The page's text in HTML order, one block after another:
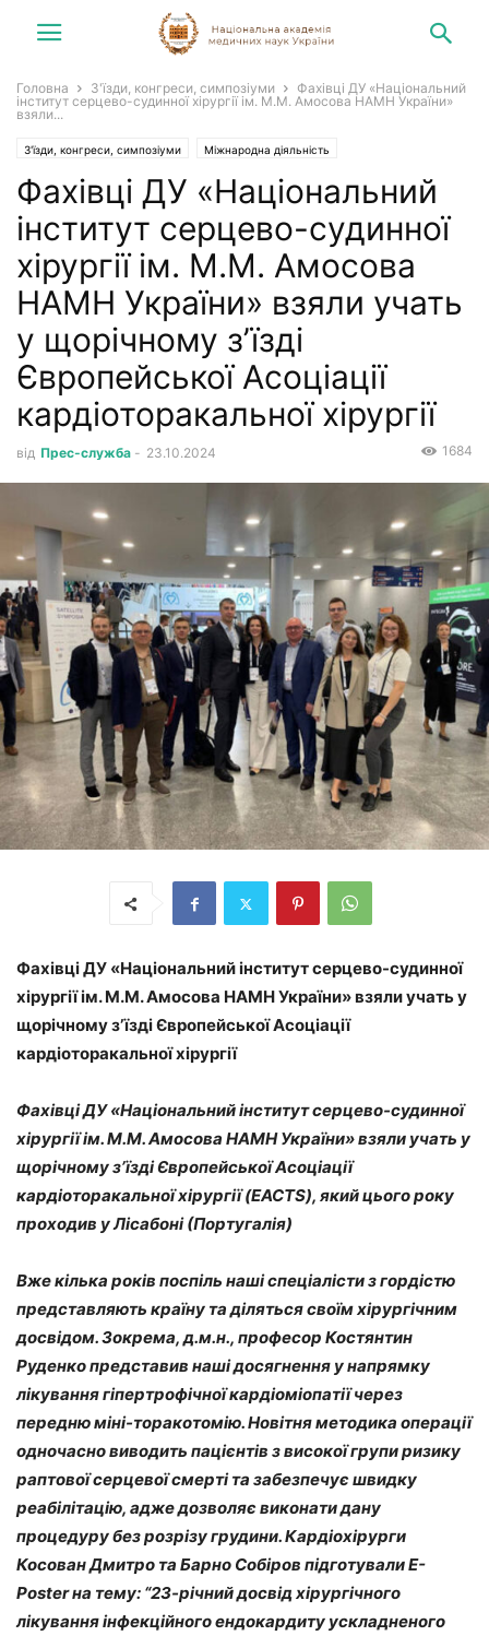
Головна З'їзди, конгреси, симпозіуми
Фахівці ДУ «Національний
інститут серцево-судинної хірургії ім. М.М. Амосова НАМН України»
взяли...
З'їзди, конгреси, симпозіуми Міжнародна діяльність
Конгреси, симпозіуми, зустрічі Новини
Фахівці ДУ «Національний
інститут серцево-судинної
хірургії ім. М.М. Амосова
НАМН України» взяли учать
у щорічному зʼїзді
Європейської Асоціації
кардіоторакальної хірургії
від Прес-служба - 23.10.2024 1684
ФахівціДУ «Національний інститут серцево-судинної
хірургії ім. М.М. Амосова НАМН України»взяли учать у
щорічному зʼїзді Європейської Асоціації
кардіоторакальної хірургії
ФахівціДУ «Національний інститут серцево-судинної
хірургії ім. М.М. Амосова НАМН України»взяли учать у
щорічному зʼїзді Європейської Асоціації
кардіоторакальної хірургії (EACTS), який цього року
проходив у Лісабоні (Португалія)
Вже кілька років поспіль наші спеціалісти з гордістю
представляють країну та діляться своїм хірургічним
досвідом. Зокрема, д.м.н., професор Костянтин
Руденко представив наші досягнення у напрямку
лікування гіпертрофічної кардіоміопатії через
передню міні-торакотомію. Новітня методика операції
одночасно виводить пацієнтів з високої групи ризику
раптової серцевої смерті та забезпечує швидку
реабілітацію, адже дозволяє виконати дану
процедуру без розрізу грудини. Кардіохірурги
Косован Дмитро та Барно Собіров підготували E-
Poster на тему: “23-річний досвід хірургічного
лікування інфекційного ендокардиту ускладненого